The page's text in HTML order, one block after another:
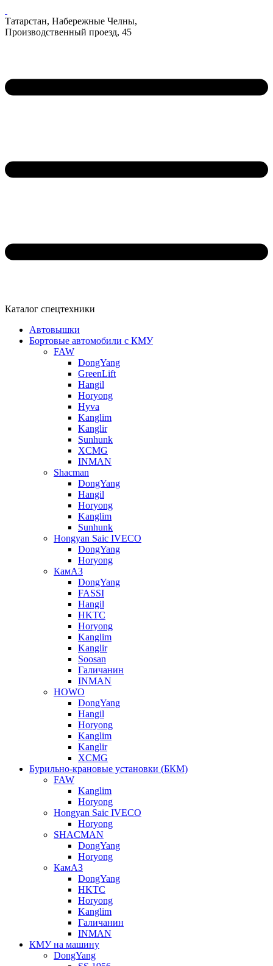
Татарстан, Набережные Челны,
Производственный проезд, 45
Каталог спецтехники
Автовышки
Бортовые автомобили с КМУ
FAW
DongYang
GreenLift
Hangil
Horyong
Hyva
Kanglim
Kanglir
Sunhunk
XCMG
INMAN
Shacman
DongYang
Hangil
Horyong
Kanglim
Sunhunk
Hongyan Saic IVECO
DongYang
Horyong
КамАЗ
DongYang
FASSI
Hangil
HKTC
Horyong
Kanglim
Kanglir
Soosan
Галичанин
INMAN
HOWO
DongYang
Hangil
Horyong
Kanglim
Kanglir
XCMG
Бурильно-крановые установки (БКМ)
FAW
Kanglim
Horyong
Hongyan Saic IVECO
Horyong
SHACMAN
DongYang
Horyong
КамАЗ
DongYang
HKTC
Horyong
Kanglim
Галичанин
INMAN
КМУ на машину
DongYang